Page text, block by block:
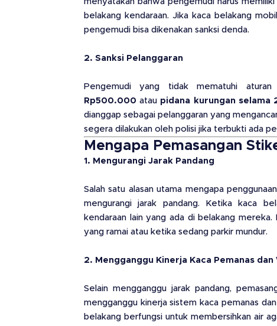
belakang kendaraan. Jika kaca belakang
pengemudi bisa dikenakan sanksi denda.
2. Sanksi Pelanggaran
Pengemudi yang tidak mematuhi
Rp500.000 atau pidana kurungan selama
dianggap sebagai pelanggaran yang
segera dilakukan oleh polisi jika terbukti ada
Mengapa Pemasangan
1. Mengurangi Jarak Pandang
Salah satu alasan utama mengapa
mengurangi jarak pandang. Ketika kaca
kendaraan lain yang ada di belakang
yang ramai atau ketika sedang parkir mundur.
2. Mengganggu Kinerja Kaca Pemanas dan
Selain mengganggu jarak pandang,
mengganggu kinerja sistem kaca pemanas
belakang berfungsi untuk membersihkan air